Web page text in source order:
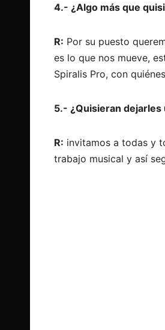
4.- ¿Algo más que
R: Por su puesto
es lo que nos mueve,
Spiralis Pro, con
5.- ¿Quisieran dejarles
R: invitamos a todas y
trabajo musical y así